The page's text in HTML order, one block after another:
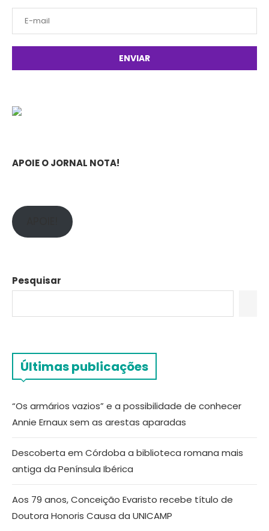
APOIE O JORNAL NOTA!
Pesquisar
Últimas publicações
“Os armários vazios” e a possibilidade de conhecer
Annie Ernaux sem as arestas aparadas
Descoberta em Córdoba a biblioteca romana mais
antiga da Península Ibérica
Aos 79 anos, Conceição Evaristo recebe título de
Doutora Honoris Causa da UNICAMP